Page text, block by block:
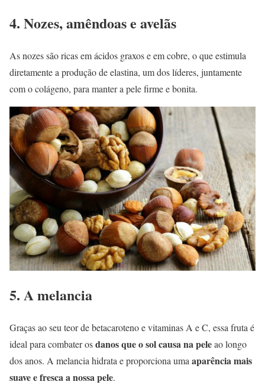
4. Nozes, amêndoas e avelãs
As nozes são ricas em ácidos graxos e em cobre, o que estimula
diretamente a produção de elastina, um dos líderes, juntamente
com o colágeno, para manter a pele firme e bonita.
5. A melancia
Graças ao seu teor de betacaroteno e vitaminas A e C, essa fruta é
ideal para combater osdanos que o sol causa na peleao longo
dos anos. A melancia hidrata e proporciona uma aparência mais
suave e fresca a nossa pele.